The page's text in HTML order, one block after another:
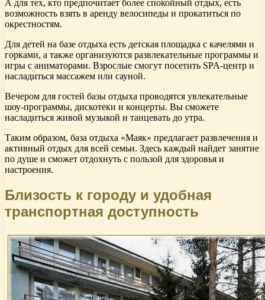
А для тех, кто предпочитает более спокойный отдых, есть
возможность взять в аренду велосипеды и прокатиться по
окрестностям.
Для детей на базе отдыха есть детская площадка с качелями и
горками, а также организуются развлекательные программы и
игры с аниматорами. Взрослые смогут посетить SPA-центр и
насладиться массажем или сауной.
Вечером для гостей базы отдыха проводятся увлекательные
шоу-программы, дискотеки и концерты. Вы сможете
насладиться живой музыкой и танцевать до утра.
Таким образом, база отдыха «Маяк» предлагает развлечения и
активный отдых для всей семьи. Здесь каждый найдет занятие
по душе и сможет отдохнуть с пользой для здоровья и
настроения.
Близость к городу и удобная
транспортная доступность